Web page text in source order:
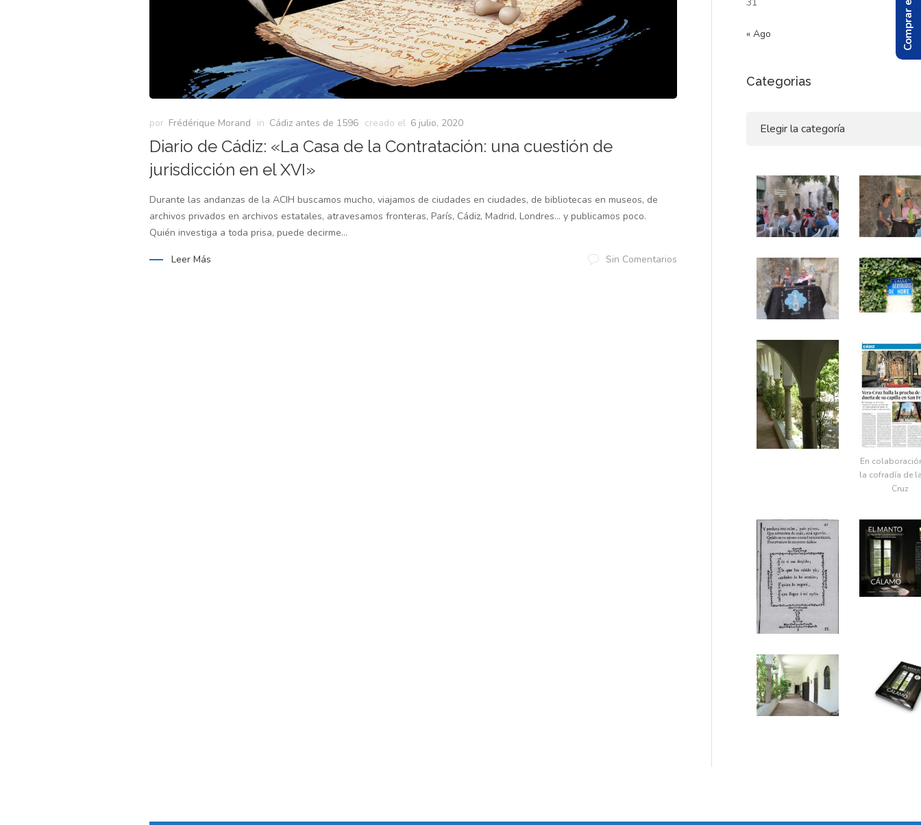
por Frédérique Morand in Cádiz antes de 1596 creado el 6 julio, 2020
Diario de Cádiz: «La Casa de la Contratación: una cuestión de
jurisdicción en el XVI»
Durante las andanzas de la ACIH buscamos mucho, viajamos de ciudades en ciudades, de bibliotecas en museos, de
archivos privados en archivos estatales, atravesamos fronteras, París, Cádiz, Madrid, Londres… y publicamos poco.
Quién investiga a toda prisa, puede decirme...
Leer Más Sin Comentarios
« Ago
Categorias
En
la cofradía de
Cruz